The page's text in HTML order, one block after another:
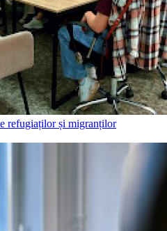
refugiaților și migranților